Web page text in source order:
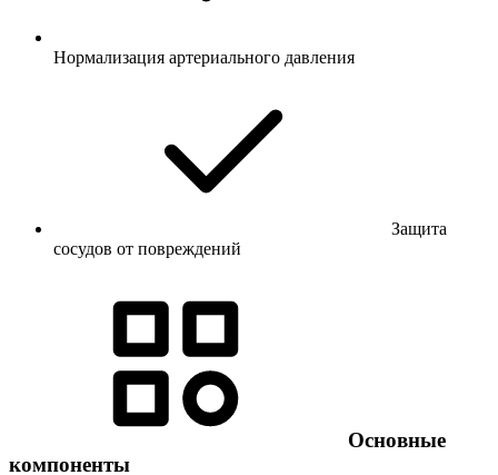
Нормализация артериального давления
Защита
сосудов от повреждений
Основные
компоненты